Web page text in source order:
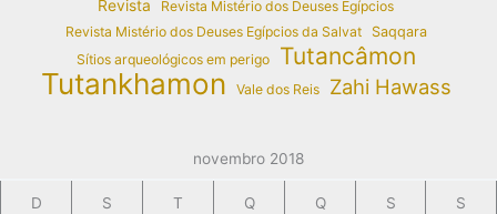
Revista
Revista Mistério dos Deuses Egípcios
Revista Mistério dos Deuses Egípcios da Salvat
Saqqara
Sítios arqueológicos em perigo
Tutancâmon
Tutankhamon Vale dos Reis Zahi Hawass
novembro 2018
D S T Q Q S S